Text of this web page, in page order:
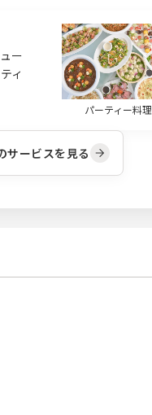
ー
ィ
パーティー料理
サービスを見る